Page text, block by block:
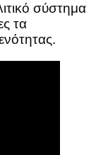
σύστημα
τα